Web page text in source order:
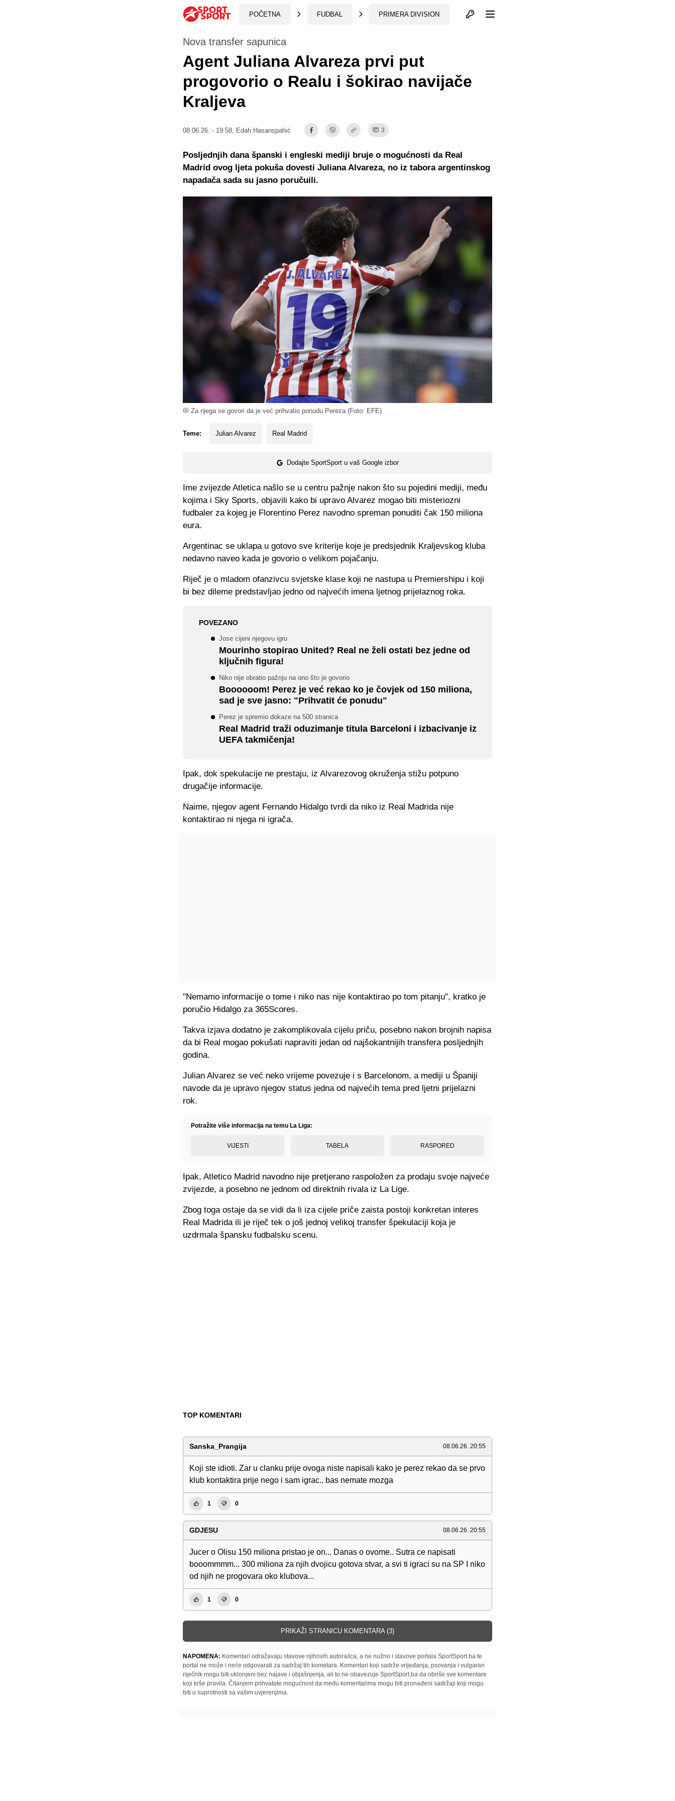
POČETNA FUDBAL PRIMERA DIVISION Otvori profil
Za njega se govori da je već prihvatio ponudu Pereza (Foto: EFE)
Nova transfer sapunica
Agent Juliana Alvareza prvi put
progovorio o Realu i šokirao navijače
Kraljeva
08.06.26. - 19:58, Edah Hasanspahić 3
Teme: Julian Alvarez Real Madrid
Dodajte SportSport u vaš Google izbor
Posljednjih dana španski i engleski mediji bruje o mogućnosti da Real
Madrid ovog ljeta pokuša dovesti Juliana Alvareza, no iz tabora argentinskog
napadača sada su jasno poručuili.
Ime zvijezde Atletica našlo se u centru pažnje nakon što su pojedini mediji, među
kojima i Sky Sports, objavili kako bi upravo Alvarez mogao biti misteriozni
fudbaler za kojeg je Florentino Perez navodno spreman ponuditi čak 150 miliona
eura.
Argentinac se uklapa u gotovo sve kriterije koje je predsjednik Kraljevskog kluba
nedavno naveo kada je govorio o velikom pojačanju.
Riječ je o mladom ofanzivcu svjetske klase koji ne nastupa u Premiershipu i koji
bi bez dileme predstavljao jedno od najvećih imena ljetnog prijelaznog roka.
POVEZANO
Jose cijeni njegovu igru
Mourinho stopirao United? Real ne želi ostati bez jedne od
ključnih figura!
Niko nije obratio pažnju na ono što je govorio
Boooooom! Perez je već rekao ko je čovjek od 150 miliona,
sad je sve jasno: "Prihvatit će ponudu"
Perez je spremio dokaze na 500 stranica
Real Madrid traži oduzimanje titula Barceloni i izbacivanje iz
UEFA takmičenja!
Ipak, dok spekulacije ne prestaju, iz Alvarezovog okruženja stižu potpuno
drugačije informacije.
Naime, njegov agent Fernando Hidalgo tvrdi da niko iz Real Madrida nije
kontaktirao ni njega ni igrača.
"Nemamo informacije o tome i niko nas nije kontaktirao po tom pitanju", kratko je
poručio Hidalgo za 365Scores.
Takva izjava dodatno je zakomplikovala cijelu priču, posebno nakon brojnih napisa
da bi Real mogao pokušati napraviti jedan od najšokantnijih transfera posljednjih
godina.
Julian Alvarez se već neko vrijeme povezuje i s Barcelonom, a mediji u Španiji
navode da je upravo njegov status jedna od najvećih tema pred ljetni prijelazni
rok.
Potražite više informacija na temu La Liga:
VIJESTI TABELA RASPORED
Ipak, Atletico Madrid navodno nije pretjerano raspoložen za prodaju svoje najveće
zvijezde, a posebno ne jednom od direktnih rivala iz La Lige.
Zbog toga ostaje da se vidi da li iza cijele priče zaista postoji konkretan interes
Real Madrida ili je riječ tek o još jednoj velikoj transfer špekulaciji koja je
uzdrmala špansku fudbalsku scenu.
TOP KOMENTARI
Sanska_Prangija 08.06.26. 20:55
Koji ste idioti. Zar u clanku prije ovoga niste napisali kako je perez rekao da se prvo
klub kontaktira prije nego i sam igrac.. bas nemate mozga
1 0
GDJESU 08.06.26. 20:55
Jucer o Olisu 150 miliona pristao je on... Danas o ovome.. Sutra ce napisati
booommmm... 300 miliona za njih dvojicu gotova stvar, a svi ti igraci su na SP I niko
od njih ne progovara oko klubova...
1 0
PRIKAŽI STRANICU KOMENTARA (3)
NAPOMENA: Komentari odražavaju stavove njihovih autora/ica, a ne nužno i stavove portala SportSport.ba te
portal ne može i neće odgovarati za sadržaj tih kometara. Komentari koji sadrže vrijeđanja, psovanja i vulgaran
riječnik mogu biti uklonjeni bez najave i objašnjenja, ali to ne obavezuje SportSport.ba da obriše sve komentare
koji krše pravila. Čitanjem prihvatate mogućnost da među komentarima mogu biti pronađeni sadržaji koji mogu
biti u suprotnosti sa vašim uvjerenjima.